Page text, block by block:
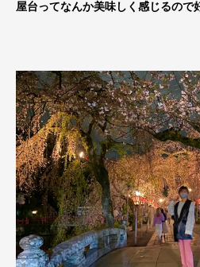
屋台ってなんか美味しく感じるので